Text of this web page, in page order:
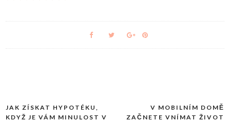
Navigace
JAK ZÍSKAT HYPOTÉKU,
KDYŽ JE VÁM MINULOST V
V MOBILNÍM DOMĚ
ZAČNETE VNÍMAT ŽIVOT